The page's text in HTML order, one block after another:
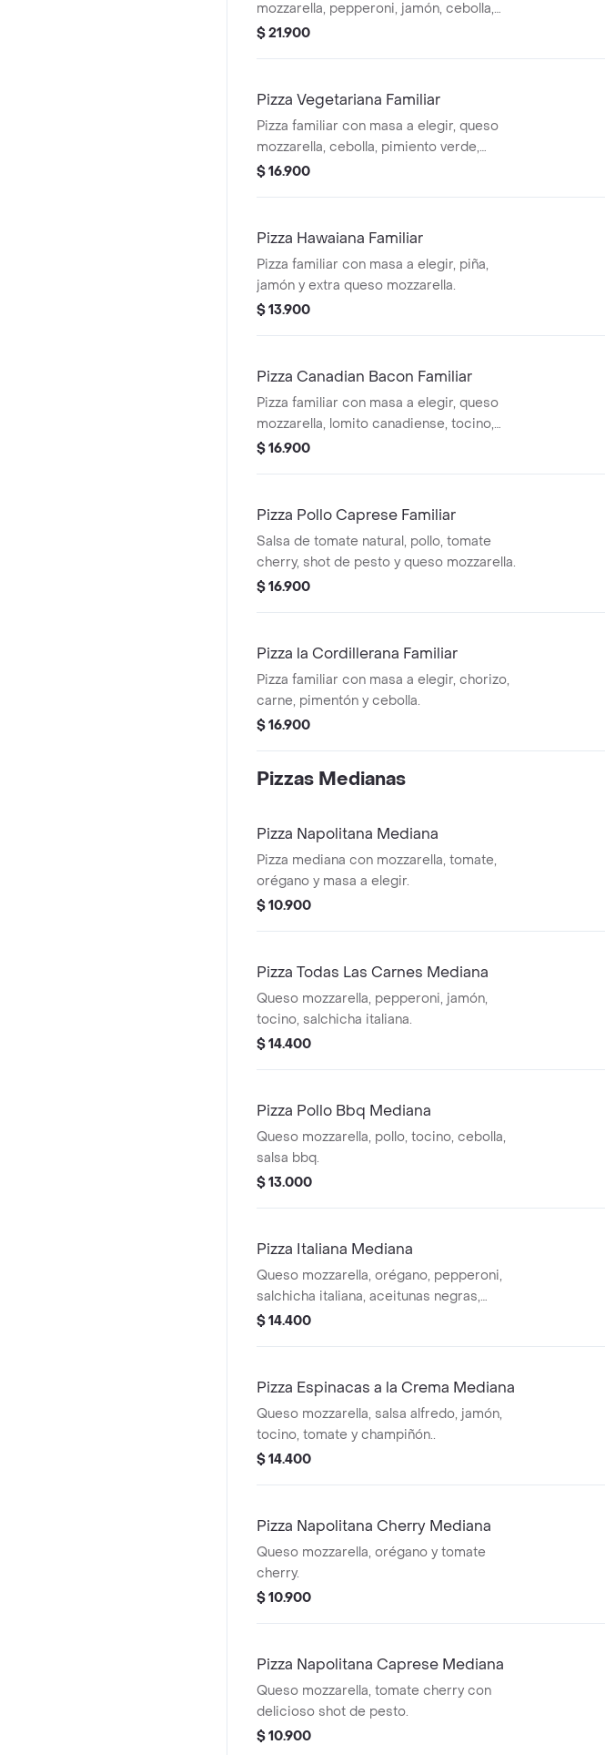
mozzarella, pepperoni, jamón, cebolla,
pimiento verde, aceitunas negras,
$ 21.900
Pizza Vegetariana Familiar
Pizza familiar con masa a elegir, queso
mozzarella, cebolla, pimiento verde,
tomate, aceitunas negras y champiñón.
$ 16.900
Pizza Hawaiana Familiar
Pizza familiar con masa a elegir, piña,
jamón y extra queso mozzarella.
$ 13.900
Pizza Canadian Bacon Familiar
Pizza familiar con masa a elegir, queso
mozzarella, lomito canadiense, tocino,
queso parmesano y romano.
$ 16.900
Pizza Pollo Caprese Familiar
Salsa de tomate natural, pollo, tomate
cherry, shot de pesto y queso mozzarella.
$ 16.900
Pizza la Cordillerana Familiar
Pizza familiar con masa a elegir, chorizo,
carne, pimentón y cebolla.
$ 16.900
Pizzas Medianas
Pizza Napolitana Mediana
Pizza mediana con mozzarella, tomate,
orégano y masa a elegir.
$ 10.900
Pizza Todas Las Carnes Mediana
Queso mozzarella, pepperoni, jamón,
tocino, salchicha italiana.
$ 14.400
Pizza Pollo Bbq Mediana
Queso mozzarella, pollo, tocino, cebolla,
salsa bbq.
$ 13.000
Pizza Italiana Mediana
Queso mozzarella, orégano, pepperoni,
salchicha italiana, aceitunas negras,
champiñón.
$ 14.400
Pizza Espinacas a la Crema Mediana
Queso mozzarella, salsa alfredo, jamón,
tocino, tomate y champiñón..
$ 14.400
Pizza Napolitana Cherry Mediana
Queso mozzarella, orégano y tomate
cherry.
$ 10.900
Pizza Napolitana Caprese Mediana
Queso mozzarella, tomate cherry con
delicioso shot de pesto.
$ 10.900